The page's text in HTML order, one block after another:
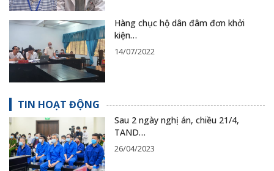
Hàng chục hộ dân đâm đơn khởi
kiện…
14/07/2022
TIN HOẠT ĐỘNG
Sau 2 ngày nghị án, chiều 21/4,
TAND…
26/04/2023